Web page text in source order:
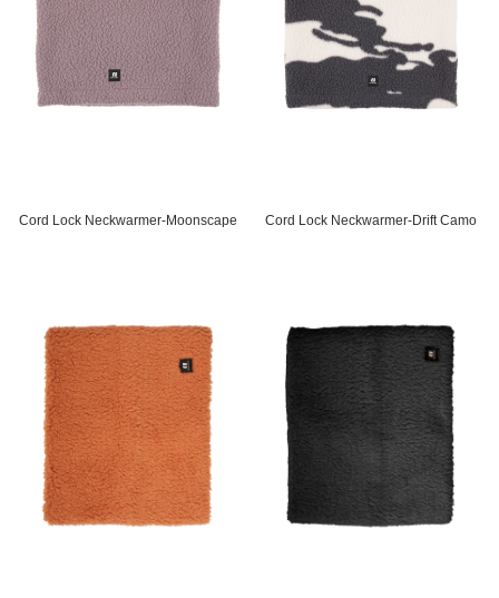
Cord Lock Neckwarmer-Moonscape Cord Lock Neckwarmer-Drift Camo